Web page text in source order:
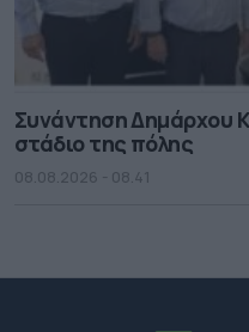
Συνάντηση Δημάρχου
στάδιο της πόλης
08.08.2026 - 08.41